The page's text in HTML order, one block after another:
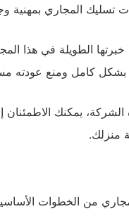
تسليك المجاري بمهنية
خبرتها الطويلة في هذا
بشكل كامل ومنع عودته
الشركة، يمكنك الاطمئنان
منزلك.
من الخطوات